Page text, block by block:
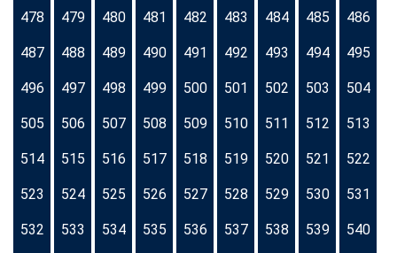
478 479 480 481 482 483 484 485 486
487 488 489 490 491 492 493 494 495
496 497 498 499 500 501 502 503 504
505 506 507 508 509 510 511 512 513
514 515 516 517 518 519 520 521 522
523 524 525 526 527 528 529 530 531
532 533 534 535 536 537 538 539 540